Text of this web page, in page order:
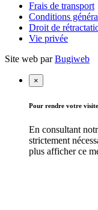
Frais de transport
Conditions
Droit de
Vie privée
Site web parBugiweb
×
Pour rendre votre
En consultant
strictement
plus afficher ce